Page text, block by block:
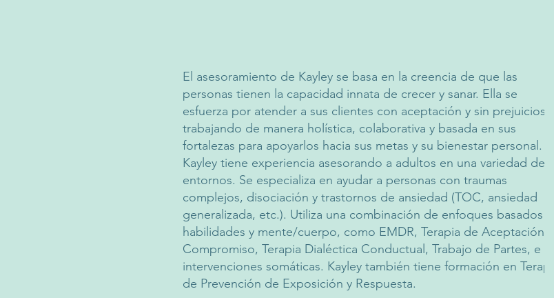
El asesoramiento de Kayley se basa en la creencia de que las
personas tienen la capacidad innata de crecer y sanar. Ella se
esfuerza por atender a sus clientes con aceptación y sin prejuicios,
trabajando de manera holística, colaborativa y basada en sus
fortalezas para apoyarlos hacia sus metas y su bienestar personal.
Kayley tiene experiencia asesorando a adultos en una variedad de
entornos. Se especializa en ayudar a personas con traumas
complejos, disociación y trastornos de ansiedad (TOC, ansiedad
generalizada, etc.). Utiliza una combinación de enfoques basados ​​en
habilidades y mente/cuerpo, como EMDR, Terapia de Aceptación y
Compromiso, Terapia Dialéctica Conductual, Trabajo de Partes, e
intervenciones somáticas. Kayley también tiene formación en Terapia
de Prevención de Exposición y Respuesta.